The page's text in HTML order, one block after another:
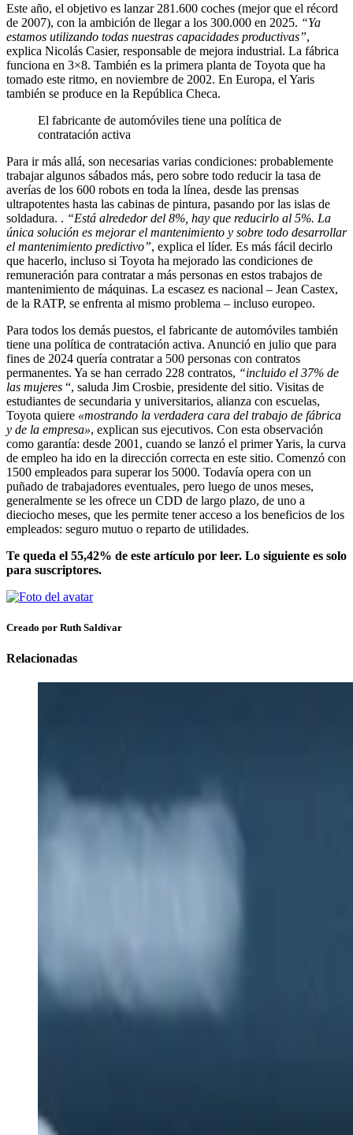
Este año, el objetivo es lanzar 281.600 coches (mejor que el récord
de 2007), con la ambición de llegar a los 300.000 en 2025. “Ya
estamos utilizando todas nuestras capacidades productivas”,
explica Nicolás Casier, responsable de mejora industrial. La fábrica
funciona en 3×8. También es la primera planta de Toyota que ha
tomado este ritmo, en noviembre de 2002. En Europa, el Yaris
también se produce en la República Checa.
El fabricante de automóviles tiene una política de
contratación activa
Para ir más allá, son necesarias varias condiciones: probablemente
trabajar algunos sábados más, pero sobre todo reducir la tasa de
averías de los 600 robots en toda la línea, desde las prensas
ultrapotentes hasta las cabinas de pintura, pasando por las islas de
soldadura. . “Está alrededor del 8%, hay que reducirlo al 5%. La
única solución es mejorar el mantenimiento y sobre todo desarrollar
el mantenimiento predictivo”, explica el líder. Es más fácil decirlo
que hacerlo, incluso si Toyota ha mejorado las condiciones de
remuneración para contratar a más personas en estos trabajos de
mantenimiento de máquinas. La escasez es nacional – Jean Castex,
de la RATP, se enfrenta al mismo problema – incluso europeo.
Para todos los demás puestos, el fabricante de automóviles también
tiene una política de contratación activa. Anunció en julio que para
fines de 2024 quería contratar a 500 personas con contratos
permanentes. Ya se han cerrado 228 contratos, “incluido el 37% de
las mujeres “, saluda Jim Crosbie, presidente del sitio. Visitas de
estudiantes de secundaria y universitarios, alianza con escuelas,
Toyota quiere «mostrando la verdadera cara del trabajo de fábrica
y de la empresa», explican sus ejecutivos. Con esta observación
como garantía: desde 2001, cuando se lanzó el primer Yaris, la curva
de empleo ha ido en la dirección correcta en este sitio. Comenzó con
1500 empleados para superar los 5000. Todavía opera con un
puñado de trabajadores eventuales, pero luego de unos meses,
generalmente se les ofrece un CDD de largo plazo, de uno a
dieciocho meses, que les permite tener acceso a los beneficios de los
empleados: seguro mutuo o reparto de utilidades.
Te queda el 55,42% de este artículo por leer. Lo siguiente es solo
para suscriptores.
Creado por Ruth Saldívar
Relacionadas